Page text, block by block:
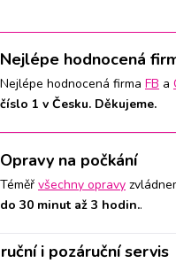
Nejlépe hodnocená
Nejlépe hodnocená firma FB a
číslo 1 v Česku. Děkujeme.
Opravy na počkání
Téměř všechny opravy
do 30 minut až 3 hodin..
i pozáruční servis